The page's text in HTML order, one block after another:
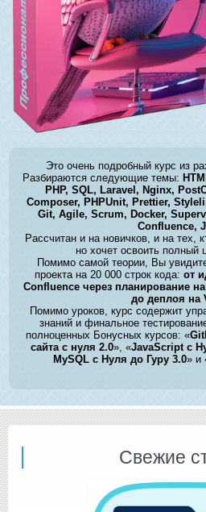
Это очень подробный курс из
Разбираются следующие темы:
PHP, SQL, Laravel, Nginx,
Composer, PHPUnit, Prettier,
Git, Agile, Scrum, Docker,
Confluence,
Рассчитан и на новичков, и на тех,
но хочет освоить полный
Помимо самой теории, Вы
проекта на 20 000 строк кода:от
Confluence через планирование
до деплоя на
Помимо уроков, курс содержит
знаний и финальное
полноценных Бонусных курсов: «
сайта с нуля 2.0», «JavaScript с
MySQL с Нуля до Гуру 3.0» и
Свежие